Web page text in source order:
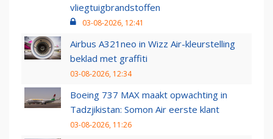
vliegtuigbrandstoffen
03-08-2026, 12:41
Airbus A321neo in Wizz Air-kleurstelling
beklad met graffiti
03-08-2026, 12:34
Boeing 737 MAX maakt opwachting in
Tadzjikistan: Somon Air eerste klant
03-08-2026, 11:26